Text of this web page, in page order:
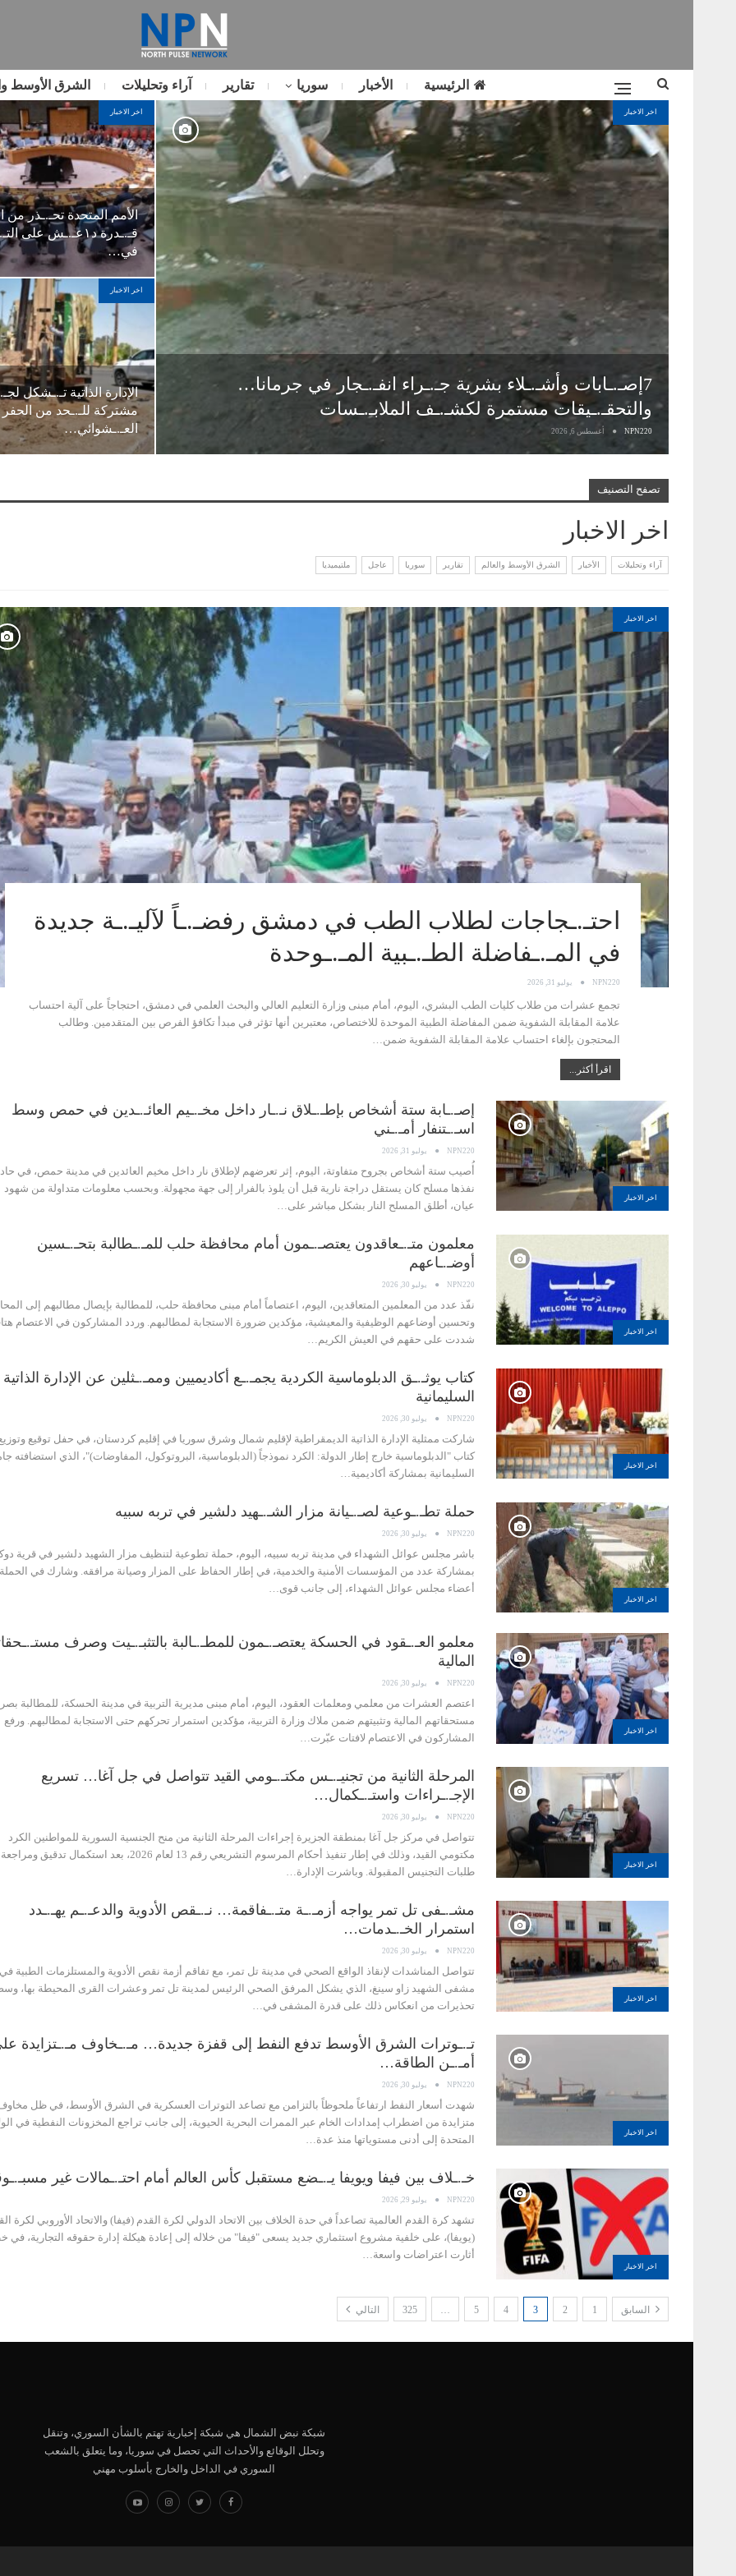
الرئيسية الأخبار سوريا تقارير آراء وتحليلات الشرق الأوسط
اخر الاخبار
7إصـ.ـابات وأشـ.ـلاء بشرية جـ.ـراء انفـ.ـجار في جرمانا…
والتحقـ.ـيقات مستمرة لكشـ.ـف الملابـ.ـسات
NPN220 أغسطس 6, 2026
اخر الاخبار
الأمم المتحدة تحـ.ـذر من
قـ.ـدرة د١عـ.ـش على
في…
اخر الاخبار
الإدارة الذاتية تـ.ـشكل
مشتركة للـ.ـحد من الحفر
العـ.ـشوائي…
تصفح التصنيف
اخر الاخبار
آراء وتحليلات الأخبار الشرق الأوسط والعالم تقارير سوريا عاجل ملتيميديا
اخر الاخبار
احتـ.ـجاجات لطلاب الطب في دمشق رفضـ.ـاً لآليـ.ـة جديدة
في المـ.ـفاضلة الطـ.ـبية المـ.ـوحدة
NPN220 يوليو 31, 2026
تجمع عشرات من طلاب كليات الطب البشري، اليوم، أمام مبنى وزارة التعليم العالي والبحث العلمي في دمشق، احتجاجاً على آلية احتساب
علامة المقابلة الشفوية ضمن المفاضلة الطبية الموحدة للاختصاص، معتبرين أنها تؤثر في مبدأ تكافؤ الفرص بين المتقدمين. وطالب
المحتجون بإلغاء احتساب علامة المقابلة الشفوية ضمن…
اقرأ أكثر...
اخر الاخبار
إصـ.ـابة ستة أشخاص بإطـ.ـلاق نـ.ـار داخل مخـ.ـيم العائـ.ـدين في حمص وسط
اسـ.ـتنفار أمـ.ـني
NPN220 يوليو 31, 2026
أُصيب ستة أشخاص بجروح متفاوتة، اليوم، إثر تعرضهم لإطلاق نار داخل مخيم العائدين في مدينة حمص، في
نفذها مسلح كان يستقل دراجة نارية قبل أن يلوذ بالفرار إلى جهة مجهولة. وبحسب معلومات متداولة من شهود
عيان، أطلق المسلح النار بشكل مباشر على…
اخر الاخبار
معلمون متـ.ـعاقدون يعتصـ.ـمون أمام محافظة حلب للمـ.ـطالبة بتحـ.ـسين
أوضـ.ـاعهم
NPN220 يوليو 30, 2026
نفّذ عدد من المعلمين المتعاقدين، اليوم، اعتصاماً أمام مبنى محافظة حلب، للمطالبة بإيصال مطالبهم إلى
وتحسين أوضاعهم الوظيفية والمعيشية، مؤكدين ضرورة الاستجابة لمطالبهم. وردد المشاركون في الاعتصام
شددت على حقهم في العيش الكريم…
اخر الاخبار
كتاب يوثـ.ـق الدبلوماسية الكردية يجمـ.ـع أكاديميين وممـ.ـثلين عن الإدارة
السليمانية
NPN220 يوليو 30, 2026
شاركت ممثلية الإدارة الذاتية الديمقراطية لإقليم شمال وشرق سوريا في إقليم كردستان، في حفل توقيع
كتاب "الدبلوماسية خارج إطار الدولة: الكرد نموذجاً (الدبلوماسية، البروتوكول، المفاوضات)"، الذي استضافته
السليمانية بمشاركة أكاديمية…
اخر الاخبار
حملة تطـ.ـوعية لصـ.ـيانة مزار الشـ.ـهيد دلشير في تربه سبيه
NPN220 يوليو 30, 2026
باشر مجلس عوائل الشهداء في مدينة تربه سبيه، اليوم، حملة تطوعية لتنظيف مزار الشهيد دلشير في قرية
بمشاركة عدد من المؤسسات الأمنية والخدمية، في إطار الحفاظ على المزار وصيانة مرافقه. وشارك في الحملة
أعضاء مجلس عوائل الشهداء، إلى جانب قوى…
اخر الاخبار
معلمو العـ.ـقود في الحسكة يعتصـ.ـمون للمطـ.ـالبة بالتثبـ.ـيت وصرف
المالية
NPN220 يوليو 30, 2026
اعتصم العشرات من معلمي ومعلمات العقود، اليوم، أمام مبنى مديرية التربية في مدينة الحسكة، للمطالبة
مستحقاتهم المالية وتثبيتهم ضمن ملاك وزارة التربية، مؤكدين استمرار تحركهم حتى الاستجابة لمطالبهم. ورفع
المشاركون في الاعتصام لافتات عبّرت…
اخر الاخبار
المرحلة الثانية من تجنيـ.ـس مكتـ.ـومي القيد تتواصل في جل آغا… تسريع
الإجـ.ـراءات واستـ.ـكمال…
NPN220 يوليو 30, 2026
تتواصل في مركز جل آغا بمنطقة الجزيرة إجراءات المرحلة الثانية من منح الجنسية السورية للمواطنين الكرد
مكتومي القيد، وذلك في إطار تنفيذ أحكام المرسوم التشريعي رقم 13 لعام 2026، بعد استكمال تدقيق ومراجعة
طلبات التجنيس المقبولة. وباشرت الإدارة…
اخر الاخبار
مشـ.ـفى تل تمر يواجه أزمـ.ـة متـ.ـفاقمة… نـ.ـقص الأدوية والدعـ.ـم يهـ.ـدد
استمرار الخـ.ـدمات…
NPN220 يوليو 30, 2026
تتواصل المناشدات لإنقاذ الواقع الصحي في مدينة تل تمر، مع تفاقم أزمة نقص الأدوية والمستلزمات الطبية في
مشفى الشهيد زاو سينغ، الذي يشكل المرفق الصحي الرئيس لمدينة تل تمر وعشرات القرى المحيطة بها،
تحذيرات من انعكاس ذلك على قدرة المشفى في…
اخر الاخبار
تـ.ـوترات الشرق الأوسط تدفع النفط إلى قفزة جديدة… مـ.ـخاوف مـ.ـتزايدة
أمـ.ـن الطاقة…
NPN220 يوليو 30, 2026
شهدت أسعار النفط ارتفاعاً ملحوظاً بالتزامن مع تصاعد التوترات العسكرية في الشرق الأوسط، في ظل
متزايدة من اضطراب إمدادات الخام عبر الممرات البحرية الحيوية، إلى جانب تراجع المخزونات النفطية في
المتحدة إلى أدنى مستوياتها منذ عدة…
اخر الاخبار
خـ.ـلاف بين فيفا ويويفا يـ.ـضع مستقبل كأس العالم أمام احتـ.ـمالات غير
NPN220 يوليو 29, 2026
تشهد كرة القدم العالمية تصاعداً في حدة الخلاف بين الاتحاد الدولي لكرة القدم (فيفا) والاتحاد الأوروبي لكرة
(يويفا)، على خلفية مشروع استثماري جديد يسعى "فيفا" من خلاله إلى إعادة هيكلة إدارة حقوقه التجارية، في
أثارت اعتراضات واسعة…
السابق 1
2
3
4
5
325 التالي
شبكة نبض الشمال هي شبكة إخبارية تهتم بالشأن السوري، وتنقل
وتحلل الوقائع والأحداث التي تحصل في سوريا، وما يتعلق بالشعب
السوري في الداخل والخارج بأسلوب مهني